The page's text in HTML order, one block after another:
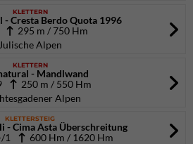
KLETTERN
- Cresta Berdo Quota 1996
295 m / 750 Hm
Julische Alpen
KLETTERN
- Mandlwand
9
250 m / 550 Hm
Alpen
KLETTERSTEIG
- Cima Asta Überschreitung
1 600 Hm / 1620 Hm